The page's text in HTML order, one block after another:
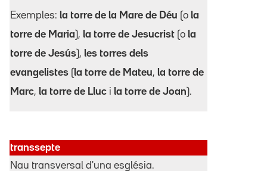
Exemples: la torre de la Mare de Déu (o la
torre de Maria), la torre de Jesucrist (o la
torre de Jesús), les torres dels
evangelistes ( la torre de Mateu, la torre de
Marc, la torre de Lluc i la torre de Joan).
transsepte
Nau transversal d'una església.